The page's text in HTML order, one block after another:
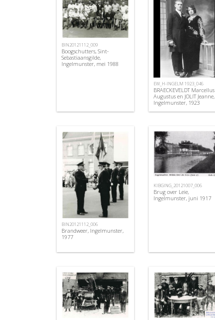
BIN20121112_009
Boogschutters, Sint-
Sebastiaansgilde,
Ingelmunster, mei 1988
EW_H-INGELM 1923_046
BRAECKEVELDT Marcellus
Augustus en JOLIT Jeanne,
Ingelmunster, 1923
BIN20121112_006
Brandweer, Ingelmunster,
1977
KIBGING_20121007_006
Brug over Leie,
Ingelmunster, juni 1917